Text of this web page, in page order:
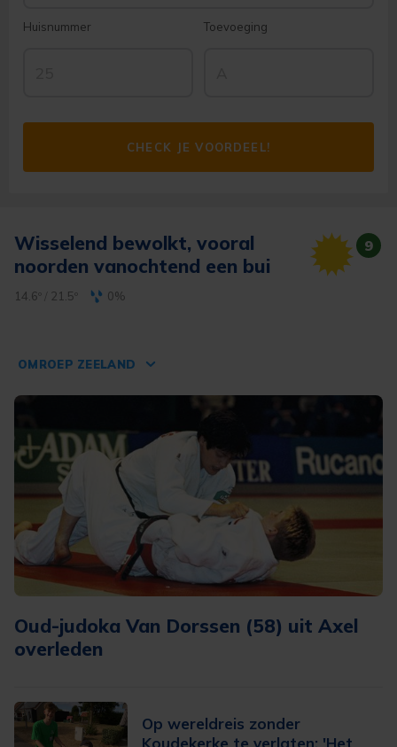
OMROEP ZEELAND
Oud-judoka Van Dorssen (58) uit Axel
overleden
Op wereldreis zonder
Koudekerke te verlaten: 'Het
Wisselend bewolkt, vooral
noorden vanochtend een bui
14.6º 21.5º 0%
9
Huisnummer Toevoeging
CHECK JE VOORDEEL!